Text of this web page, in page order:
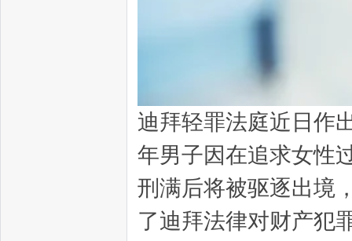
迪拜轻罪法庭近日作
年男子因在追求女性
刑满后将被驱逐出境
了迪拜法律对财产犯